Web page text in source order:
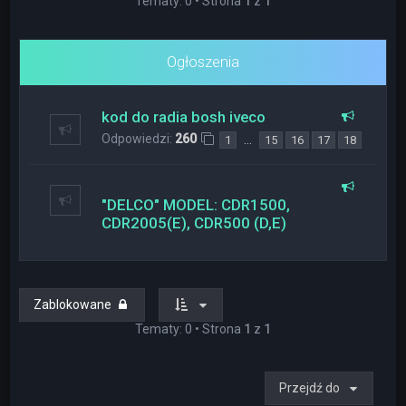
Ogłoszenia
kod do radia bosh iveco
Odpowiedzi: 260 1 … 15 16 17 18
"DELCO" MODEL: CDR1500,
CDR2005(E), CDR500 (D,E)
Zablokowane
Tematy: 0 • Strona 1 z 1
Przejdź do